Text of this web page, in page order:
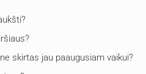
skirtas jau paaugusiam vaikui?